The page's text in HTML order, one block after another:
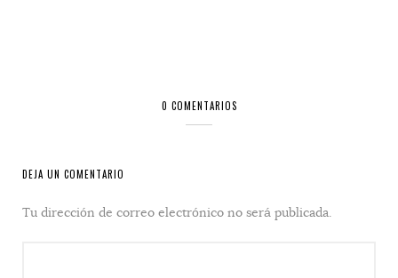
0 COMENTARIOS
DEJA UN COMENTARIO
Tu dirección de correo electrónico no será publicada.